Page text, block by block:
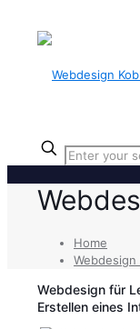
Home
Webdesign für
Erstellen eines